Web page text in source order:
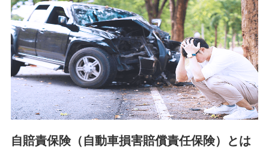
当社の対応品質向上やお問い合わせ内容の正確な把握のため
個人情報保護管理者の職名、連絡先
株式会社ドコモ・インシュアランス 営業部長
〒103-0013 東京都中央区日本橋人形町2-14-10 アーバン
ネット日本橋ビル 3F
株式会社ドコモ・インシュアランス
個人情報の第三者提供について
除き、第三者に提供いたしません。
自賠責保険（自動車損害賠償責任保険）とは